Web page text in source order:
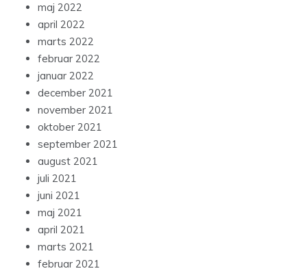
maj 2022
april 2022
marts 2022
februar 2022
januar 2022
december 2021
november 2021
oktober 2021
september 2021
august 2021
juli 2021
juni 2021
maj 2021
april 2021
marts 2021
februar 2021